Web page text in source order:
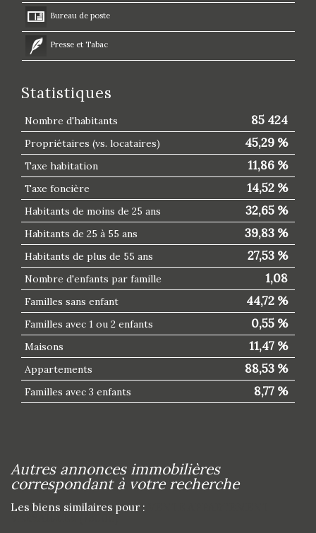
Bureau de poste
Presse et Tabac
Statistiques
Nombre d'habitants 85 424
Propriétaires (vs. locataires) 45,29 %
Taxe habitation 11,86 %
Taxe foncière 14,52 %
Habitants de moins de 25 ans 32,65 %
Habitants de 25 à 55 ans 39,83 %
Habitants de plus de 55 ans 27,53 %
Nombre d'enfants par famille 1,08
Familles sans enfant 44,72 %
Familles avec 1 ou 2 enfants 0,55 %
Maisons 11,47 %
Appartements 88,53 %
Familles avec 3 enfants 8,77 %
autres annonces immobilières
correspondant à votre recherche
Les biens similaires pour :
VERSAILLES (78000)